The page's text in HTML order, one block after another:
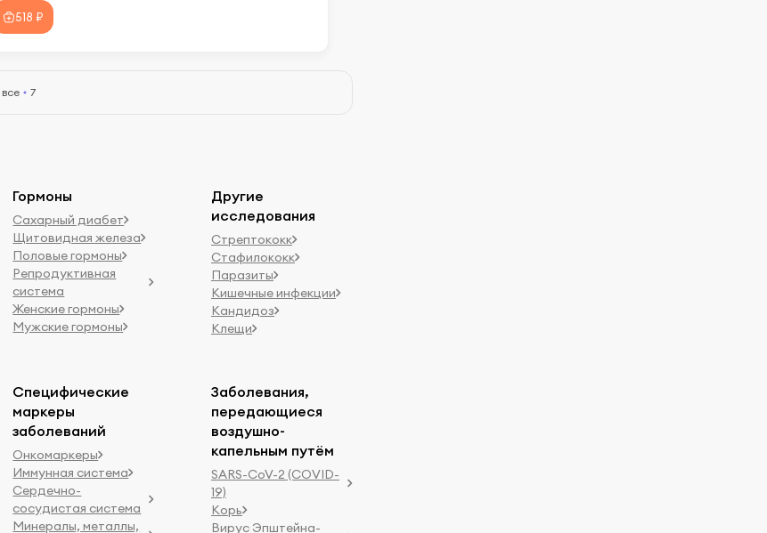
518 ₽
7
Гормоны
Сахарный диабет
Щитовидная железа
Половые гормоны
Репродуктивная
система
Женские гормоны
Мужские гормоны
Другие
исследования
Стрептококк
Стафилококк
Паразиты
Кишечные инфекции
Кандидоз
Клещи
Специфические
маркеры
заболеваний
Онкомаркеры
Иммунная система
Сердечно-
сосудистая система
Минералы, металлы,
Заболевания,
передающиеся
воздушно-
капельным путём
SARS-CoV-2 (COVID-
19)
Корь
Вирус Эпштейна-